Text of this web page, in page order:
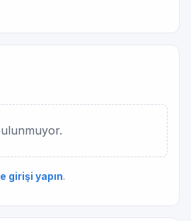
girişi yapın.